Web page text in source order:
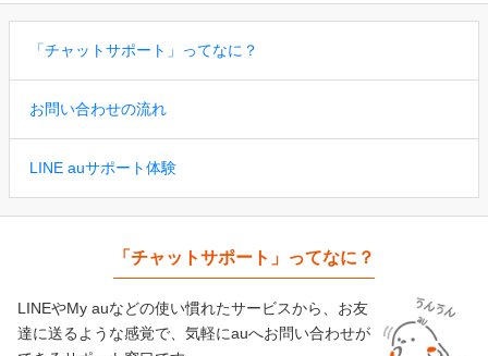
「チャットサポート」ってなに？
お問い合わせの流れ
LINE auサポート体験
「チャットサポート」ってなに？
LINEやMy auなどの使い慣れたサービスから、お友
達に送るような感覚で、気軽にauへお問い合わせが